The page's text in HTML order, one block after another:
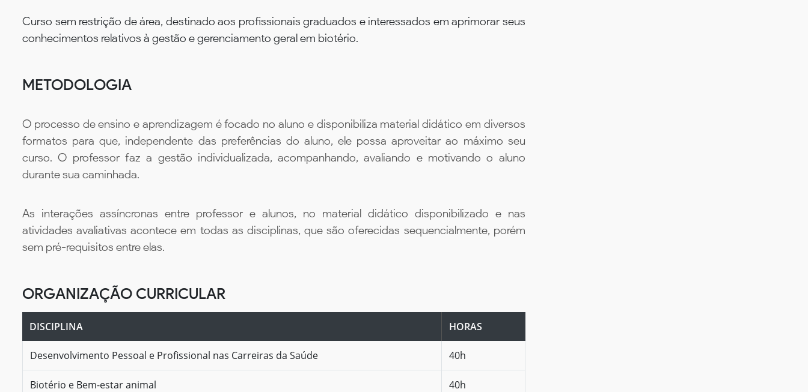
Curso sem restrição de área, destinado aos profissionais graduados e interessados em aprimorar seus
conhecimentos relativos à gestão e gerenciamento geral em biotério.
METODOLOGIA
O processo de ensino e aprendizagem é focado no aluno e disponibiliza material didático em diversos
formatos para que, independente das preferências do aluno, ele possa aproveitar ao máximo seu
curso. O professor faz a gestão individualizada, acompanhando, avaliando e motivando o aluno
durante sua caminhada.
As interações assíncronas entre professor e alunos, no material didático disponibilizado e nas
atividades avaliativas acontece em todas as disciplinas, que são oferecidas sequencialmente, porém
sem pré-requisitos entre elas.
ORGANIZAÇÃO CURRICULAR
DISCIPLINA HORAS
Desenvolvimento Pessoal e Profissional nas Carreiras da Saúde 40h
Biotério e Bem-estar animal 40h